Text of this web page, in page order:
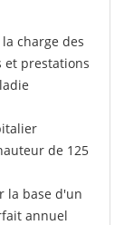
charge des
et prestations
de 125
la base d'un
annuel